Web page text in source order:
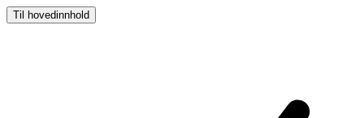
Til hovedinnhold